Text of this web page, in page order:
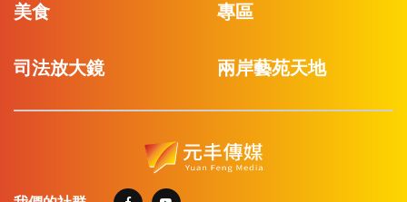
美食 專區
司法放大鏡 兩岸藝苑天地